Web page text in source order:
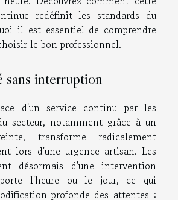
redéfinit les standards du
il est essentiel de comprendre
le bon professionnel.
interruption
d'un service continu par les
secteur, notamment grâce à un
transforme radicalement
lors d'une urgence artisan. Les
désormais d'une intervention
l'heure ou le jour, ce qui
profonde des attentes :